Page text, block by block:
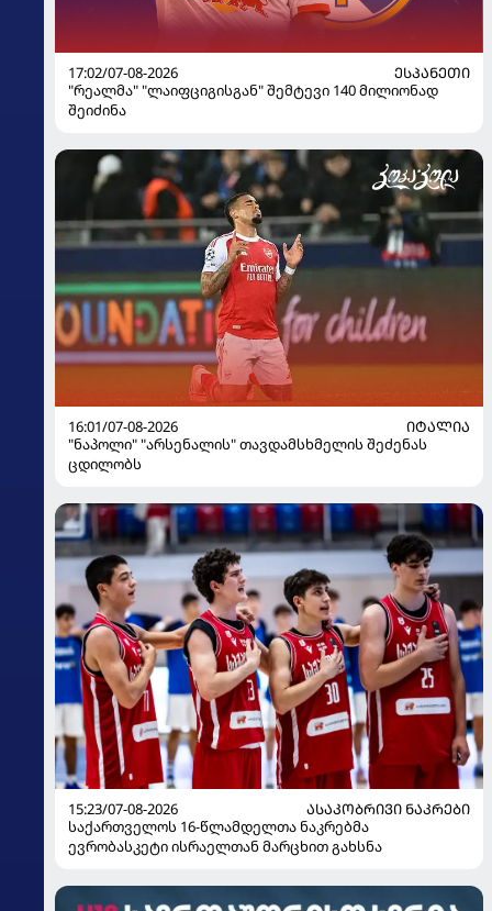
17:02/07-08-2026
ᲔᲡᲞᲐᲜᲔᲗᲘ
"რეალმა" "ლაიფციგისგან" შემტევი 140 მილიონად
შეიძინა
16:01/07-08-2026
ᲘᲢᲐᲚᲘᲐ
"ნაპოლი" "არსენალის" თავდამსხმელის შეძენას
ცდილობს
15:23/07-08-2026
ᲐᲡᲐᲙᲝᲑᲠᲘᲕᲘ ᲜᲐᲙᲠᲔᲑᲘ
საქართველოს 16-წლამდელთა ნაკრებმა
ევრობასკეტი ისრაელთან მარცხით გახსნა